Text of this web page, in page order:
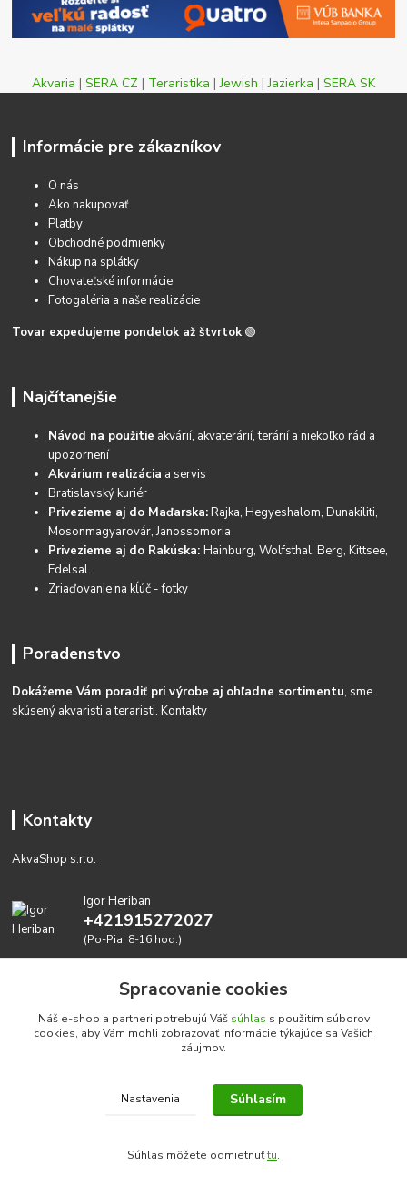
Akvaria | SERA CZ | Teraristika |Jewish |Jazierka | SERA SK
Informácie pre zákazníkov
O nás
Ako nakupovať
Platby
Obchodné podmienky
Nákup na splátky
Chovateľské informácie
Fotogaléria a naše realizácie
Tovar expedujeme pondelok až štvrtok 🟢
Najčítanejšie
Návod na použitie akvárií, akvaterárií, terárií a niekoľko rád a
upozornení
Akvárium realizácia a servis
Bratislavský kuriér
Privezieme aj do Maďarska:Rajka, Hegyeshalom, Dunakiliti,
Mosonmagyarovár, Janossomoria
Privezieme aj do Rakúska:Hainburg, Wolfsthal, Berg, Kittsee,
Edelsal
Zriaďovanie na kĺúč - fotky
Poradenstvo
Dokážeme Vám poradiť pri výrobe aj ohľadne sortimentu, sme
skúsený akvaristi a teraristi.Kontakty
Kontakty
AkvaShop s.r.o.
Igor Heriban
+421915272027
(Po-Pia, 8-16 hod.)
Realizujeme prírodné akvária: AkvaShop s.r.o. • IBAN:
SK3911000000002947087849
Spracovanie cookies
Náš e-shop a partneri potrebujú Váš súhlas s použitím súborov
cookies, aby Vám mohli zobrazovať informácie týkajúce sa Vašich
záujmov.
Nastavenia Súhlasím
Súhlas môžete odmietnuťtu.